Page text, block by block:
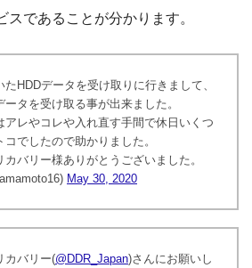
スであることが分かります。
HDDデータを受け取りに行きまして、
タを受け取る事が出来ました。
アレやコレや入れ直す手間で休日いくつ
でしたので助かりました。
バリー様ありがとうございました。
May 30, 2020
カバリー(@DDR_Japan)さんにお願いし